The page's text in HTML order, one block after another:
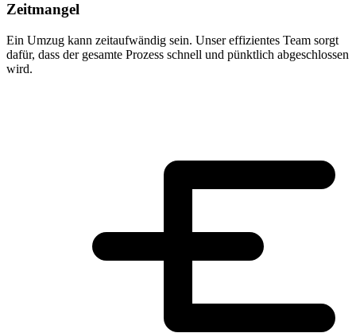
Zeitmangel
Ein Umzug kann zeitaufwändig sein. Unser effizientes Team sorgt
dafür, dass der gesamte Prozess schnell und pünktlich abgeschlossen
wird.